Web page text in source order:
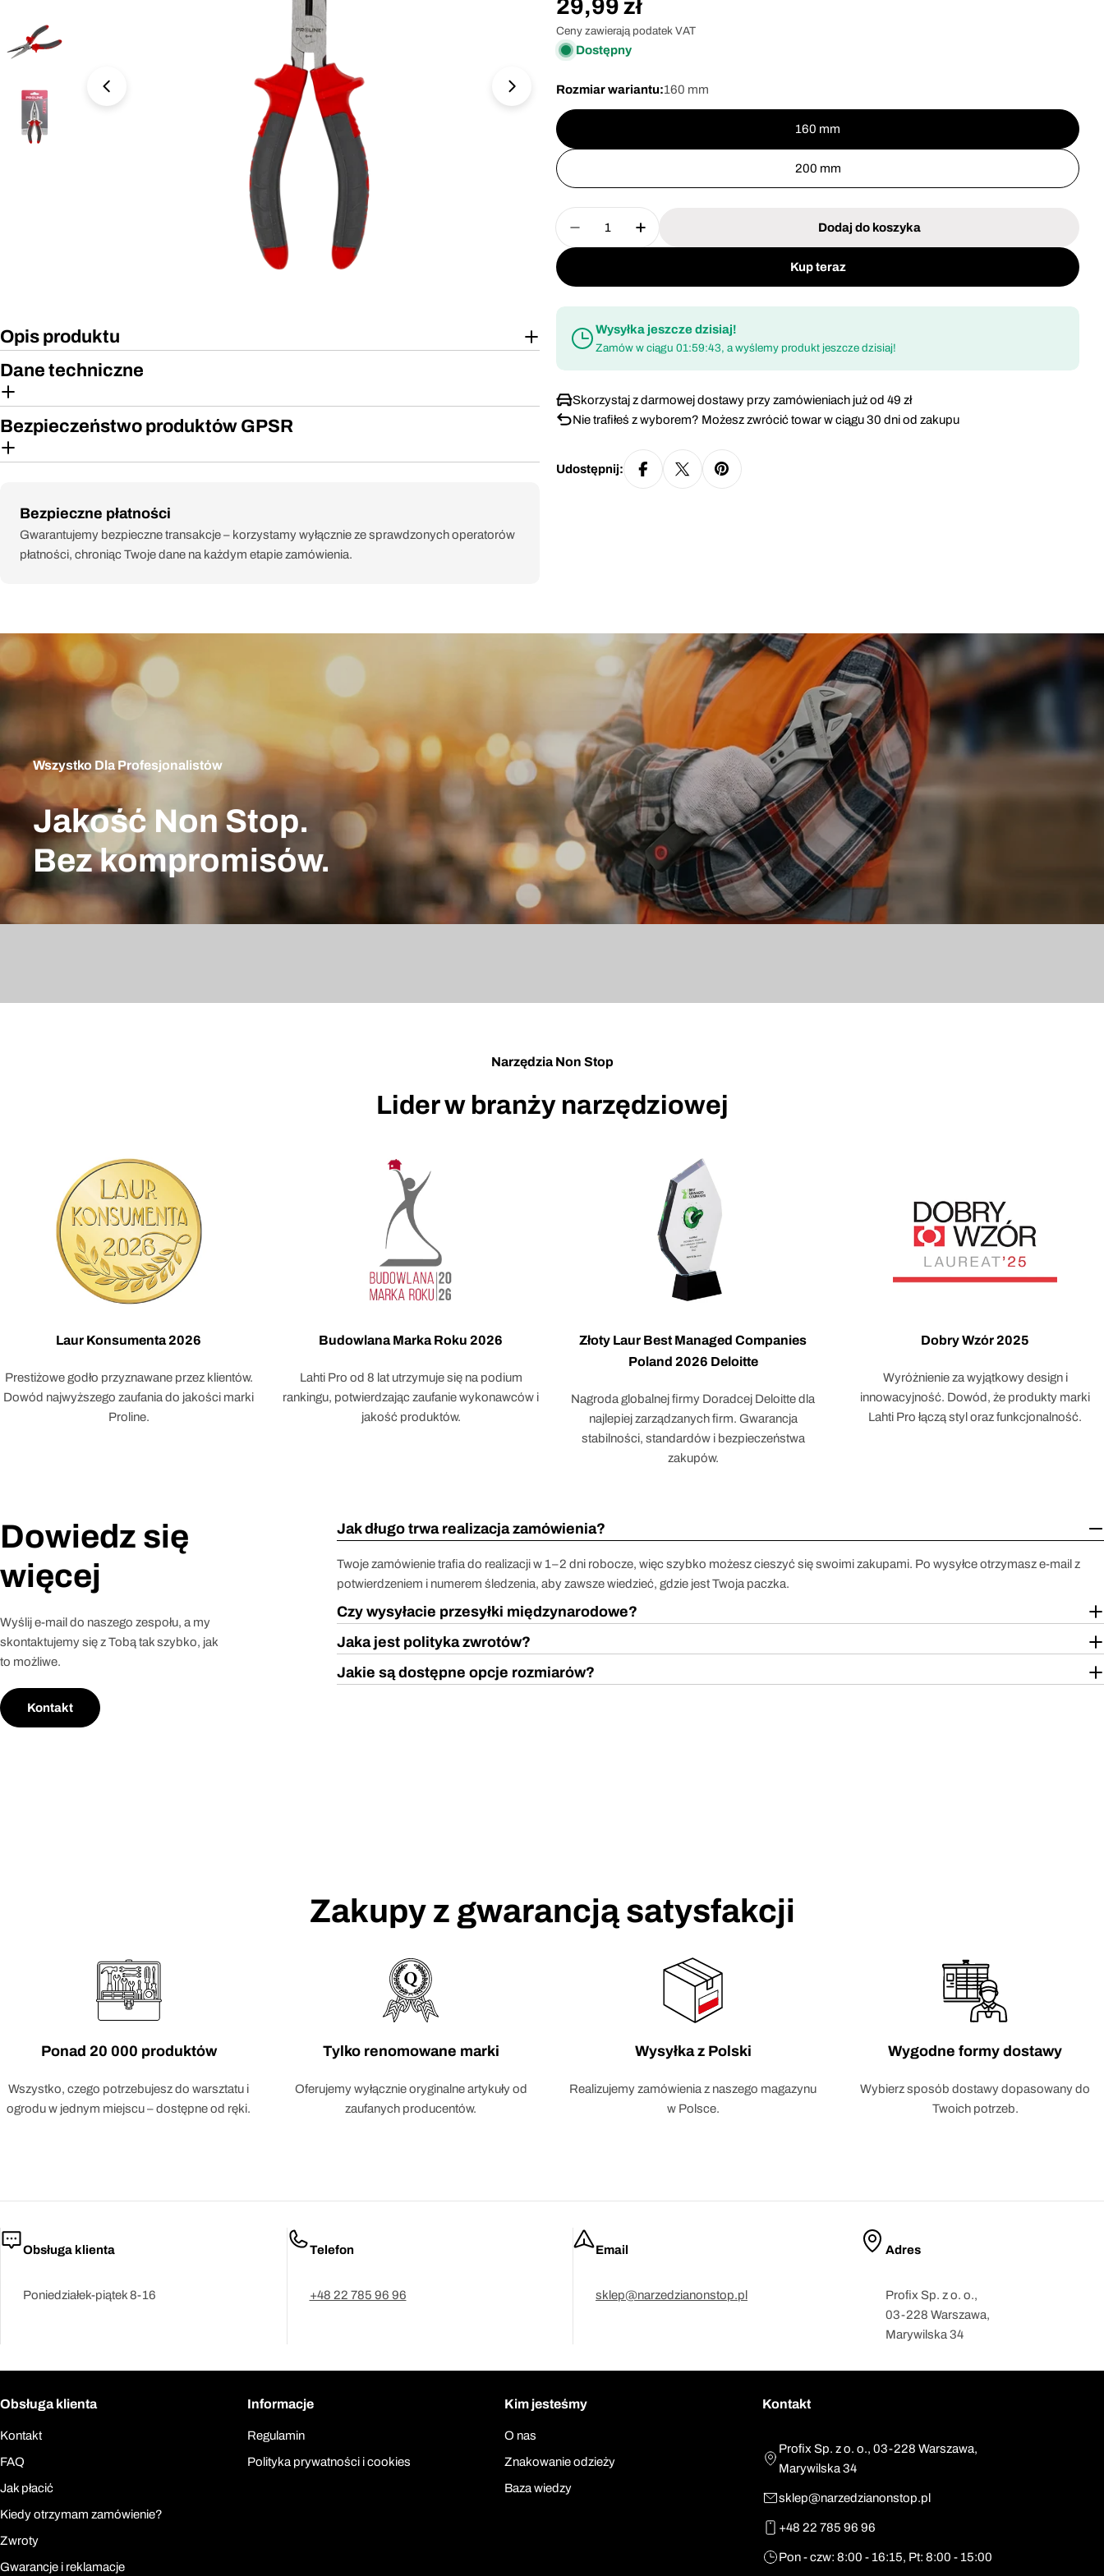
Otwórz media 0 w oknie modalnym Otwórz media 1 w oknie modalnym
Opis produktu
Dane techniczne
Bezpieczeństwo produktów GPSR
Bezpieczne płatności
Metody
płatności
Gwarantujemy bezpieczne transakcje – korzystamy wyłącznie ze sprawdzonych operatorów
płatności, chroniąc Twoje dane na każdym etapie zamówienia.
Cena
regularna
29,99 zł
Ceny zawierają podatek VAT
Dostępny
Rozmiar wariantu:160 mm
160 mm
200 mm
Ilość
Zmniejsz ilość dla Szczypce półokrągłe proste 160 mm Proline 28473
Zwiększ ilość dla Szczypce półokrągłe proste 160 mm Proline
Dodaj do koszyka
Kup teraz
Wysyłka jeszcze dzisiaj!
Zamów w ciągu 01:59:42, a wyślemy produkt jeszcze dzisiaj!
Skorzystaj z darmowej dostawy przy zamówieniach już od 49 zł
Nie trafiłeś z wyborem? Możesz zwrócić towar w ciągu 30 dni od zakupu
Udostępnij:
Wszystko Dla Profesjonalistów
Jakość Non Stop.
Bez kompromisów.
Narzędzia Non Stop
Lider w branży narzędziowej
Laur Konsumenta 2026
Prestiżowe godło przyznawane przez klientów.
Dowód najwyższego zaufania do jakości marki
Proline.
Budowlana Marka Roku 2026
Lahti Pro od 8 lat utrzymuje się na podium
rankingu, potwierdzając zaufanie wykonawców i
jakość produktów.
Złoty Laur Best Managed Companies
Poland 2026 Deloitte
Nagroda globalnej firmy Doradcej Deloitte dla
najlepiej zarządzanych firm. Gwarancja
stabilności, standardów i bezpieczeństwa
zakupów.
Dobry Wzór 2025
Wyróżnienie za wyjątkowy design i
innowacyjność. Dowód, że produkty marki
Lahti Pro łączą styl oraz funkcjonalność.
Dowiedz się
więcej
Wyślij e-mail do naszego zespołu, a my
skontaktujemy się z Tobą tak szybko, jak
to możliwe.
Kontakt
Jak długo trwa realizacja zamówienia?
Twoje zamówienie trafia do realizacji w 1–2 dni robocze, więc szybko możesz cieszyć się swoimi zakupami. Po wysyłce otrzymasz e-mail z
potwierdzeniem i numerem śledzenia, aby zawsze wiedzieć, gdzie jest Twoja paczka.
Czy wysyłacie przesyłki międzynarodowe?
Jaka jest polityka zwrotów?
Jakie są dostępne opcje rozmiarów?
Zakupy z gwarancją satysfakcji
Ponad 20 000 produktów
Wszystko, czego potrzebujesz do warsztatu i
ogrodu w jednym miejscu – dostępne od ręki.
Tylko renomowane marki
Oferujemy wyłącznie oryginalne artykuły od
zaufanych producentów.
Wysyłka z Polski
Realizujemy zamówienia z naszego magazynu
w Polsce.
Wygodne formy dostawy
Wybierz sposób dostawy dopasowany do
Twoich potrzeb.
Obsługa klienta
Poniedziałek-piątek 8-16
Telefon
+48 22 785 96 96
Email
sklep@narzedzianonstop.pl
Adres
Profix Sp. z o. o.,
03-228 Warszawa,
Marywilska 34
Obsługa klienta
Kontakt
FAQ
Jak płacić
Kiedy otrzymam zamówienie?
Zwroty
Gwarancje i reklamacje
Informacje
Regulamin
Polityka prywatności i cookies
Kim jesteśmy
O nas
Znakowanie odzieży
Baza wiedzy
Kontakt
Profix Sp. z o. o., 03-228 Warszawa,
Marywilska 34
sklep@narzedzianonstop.pl
+48 22 785 96 96
Pon - czw: 8:00 - 16:15, Pt: 8:00 - 15:00